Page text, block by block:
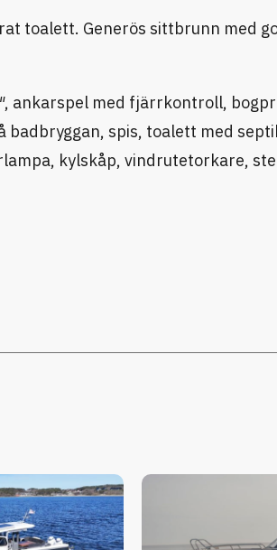
toalett. Generös sittbrunn med
ankarspel med fjärrkontroll,
spis, toalett med
kylskåp, vindrutetorkare,